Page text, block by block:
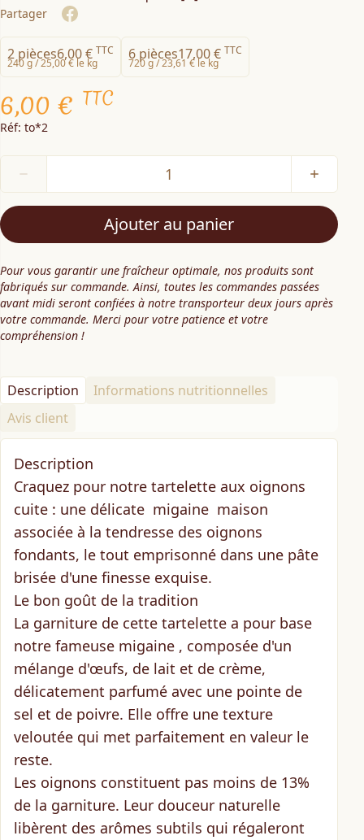
Partager
Share on Facebook
2 pièces6,00 € TTC
240 g /25,00 € le kg
6 pièces17,00 € TTC
720 g /23,61 € le kg
6,00 € TTC
Réf: to*2
Ajouter au panier
Pour vous garantir une fraîcheur optimale, nos produits sont
fabriqués sur commande. Ainsi, toutes les commandes passées
avant midi seront confiées à notre transporteur deux jours après
votre commande. Merci pour votre patience et votre
compréhension !
Description
Informations nutritionnelles
Avis client
Description
Craquez pour notre tartelette aux oignons
cuite : une délicate migaine maison
associée à la tendresse des oignons
fondants, le tout emprisonné dans une pâte
brisée d'une finesse exquise.
Le bon goût de la tradition
La garniture de cette tartelette a pour base
notre fameuse migaine , composée d'un
mélange d'œufs, de lait et de crème,
délicatement parfumé avec une pointe de
sel et de poivre. Elle offre une texture
veloutée qui met parfaitement en valeur le
reste.
Les oignons constituent pas moins de 13%
de la garniture. Leur douceur naturelle
libèrent des arômes subtils qui régaleront